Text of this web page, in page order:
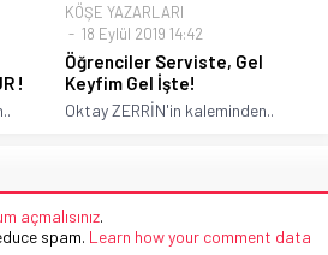
!
KÖŞE YAZARLARI
18 Eylül 2019 14:42
Öğrenciler Serviste, Gel
Keyfim Gel İşte!
Oktay ZERRİN'in kaleminden..
açmalısınız.
spam. Learn how your comment data